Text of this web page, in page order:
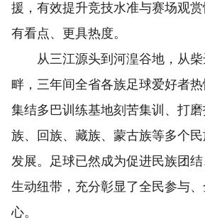
援，有效提升竞技水准与赛场观
有看点、更具热度。
从三江源头到河湟谷地，从柴
畔，三年间全省各族足球爱好者
集结多巴训练基地刻苦集训、打
族、回族、藏族、蒙古族等多个
发展。足球已然成为促进民族团
生动纽带，充分彰显了全民参与
心。